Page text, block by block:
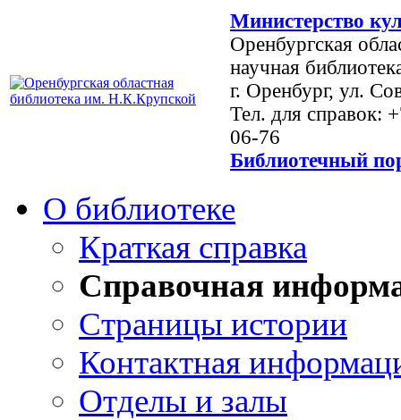
Министерство
Оренбургская
научная
г. Оренбург, ул.
Тел. для справок:
06-76
Библиотечный
О библиотеке
Краткая справка
Справочная
Страницы истории
Контактная
Отделы и залы